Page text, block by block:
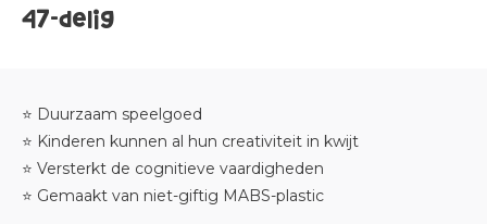
47-delig
⭐ Duurzaam speelgoed
⭐ Kinderen kunnen al hun creativiteit in kwijt
⭐ Versterkt de cognitieve vaardigheden
⭐ Gemaakt van niet-giftig MABS-plastic